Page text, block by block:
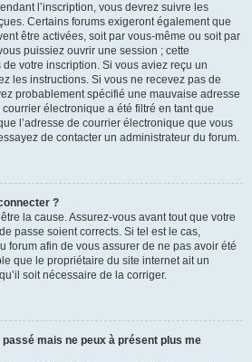
l’inscription, vous devrez suivre les
Certains forums exigeront également que
être activées, soit par vous-même ou soit par
puissiez ouvrir une session ; cette
votre inscription. Si vous aviez reçu un
les instructions. Si vous ne recevez pas de
probablement spécifié une mauvaise adresse
électronique a été filtré en tant que
l’adresse de courrier électronique que vous
de contacter un administrateur du forum.
?
la cause. Assurez-vous avant tout que votre
passe soient corrects. Si tel est le cas,
forum afin de vous assurer de ne pas avoir été
que le propriétaire du site internet ait un
soit nécessaire de la corriger.
mais ne peux à présent plus me